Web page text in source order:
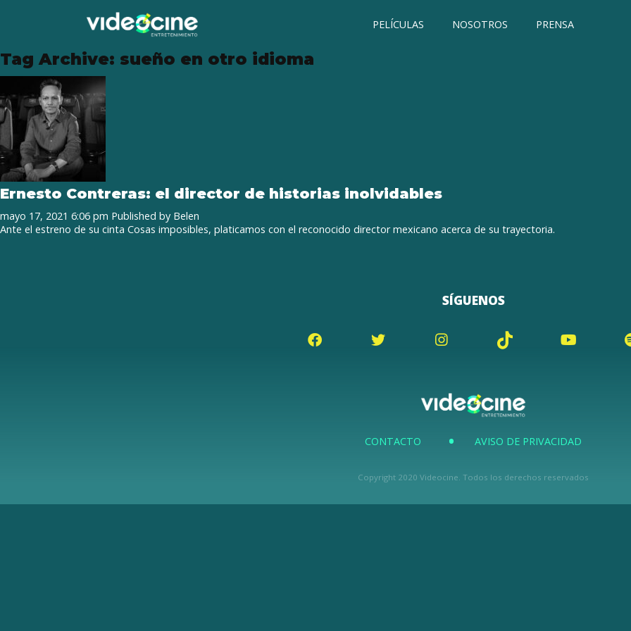
PELÍCULAS NOSOTROS PRENSA
Tag Archive: sueño en otro idioma
Ernesto Contreras: el director de historias inolvidables
mayo 17, 2021 6:06 pm Published by Belen
Ante el estreno de su cinta Cosas imposibles, platicamos con el reconocido director mexicano acerca de su trayectoria.
SÍGUENOS
CONTACTO AVISO DE PRIVACIDAD
Copyright 2020 Videocine. Todos los derechos reservados